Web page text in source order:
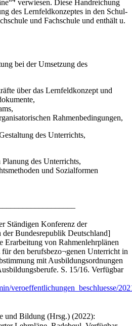
verwiesen. Diese Handreichung
des Lernfeldkonzeptes in den Schul­
und Fachschule und enthält u.
bei der Umsetzung des
über das Lernfeldkonzept und
Rahmenbedingungen,
des Unterrichts,
des Unterrichts,
und Sozialformen
Ständigen Konferenz der
Bundesrepublik Deutschland]
Erarbeitung von Rahmenlehrplänen
den berufsbezo¬genen Unterricht in
mit Ausbildungsordnungen
S. 15/16. Verfügbar
veroeffentlichungen_beschluesse/
und Bildung (Hrsg.) (2022):